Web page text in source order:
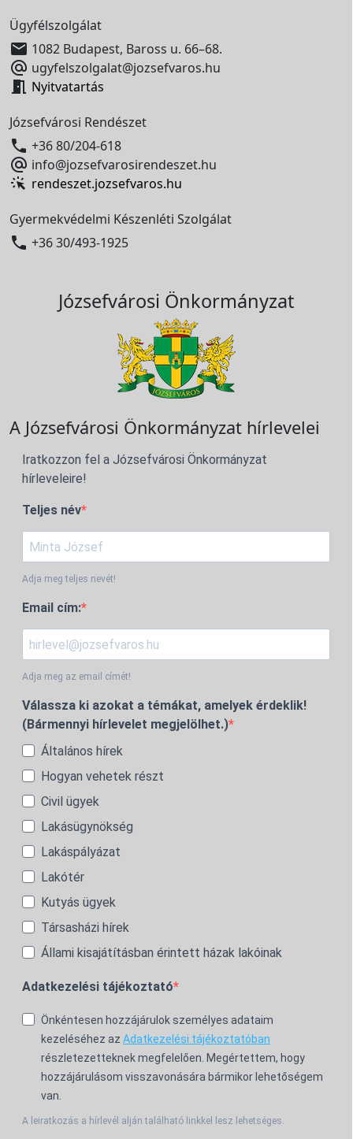
Ügyfélszolgálat
 1082 Budapest, Baross u. 66–68.
 ugyfelszolgalat@jozsefvaros.hu
 Nyitvatartás
Józsefvárosi Rendészet
 +36 80/204-618
 info@jozsefvarosirendeszet.hu
rendeszet.jozsefvaros.hu
Gyermekvédelmi Készenléti Szolgálat
 +36 30/493-1925
Józsefvárosi Önkormányzat
A Józsefvárosi Önkormányzat hírlevelei
Iratkozzon fel a Józsefvárosi Önkormányzat
hírleveleire!
Teljes név
Adja meg teljes nevét!
Email cím:
Adja meg az email címét!
Válassza ki azokat a témákat, amelyek érdeklik!
(Bármennyi hírlevelet megjelölhet.)
Általános hírek
Hogyan vehetek részt
Civil ügyek
Lakásügynökség
Lakáspályázat
Lakótér
Kutyás ügyek
Társasházi hírek
Állami kisajátításban érintett házak lakóinak
Adatkezelési tájékoztató
Önkéntesen hozzájárulok személyes adataim
kezeléséhez az Adatkezelési tájékoztatóban
részletezetteknek megfelelően. Megértettem, hogy
hozzájárulásom visszavonására bármikor lehetőségem
van.
A leiratkozás a hírlevél alján található linkkel lesz lehetséges.